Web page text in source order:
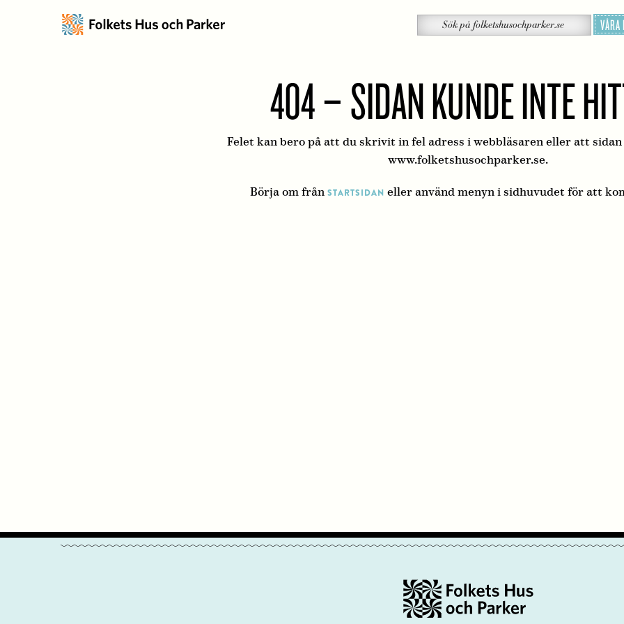
på
Sök
404 – SIDAN KUNDE INTE
Felet kan bero på att du skrivit in fel adress i webbläsaren eller att
www.folketshusochparker.se.
Börja om från STARTSIDAN eller använd menyn i sidhuvudet för att